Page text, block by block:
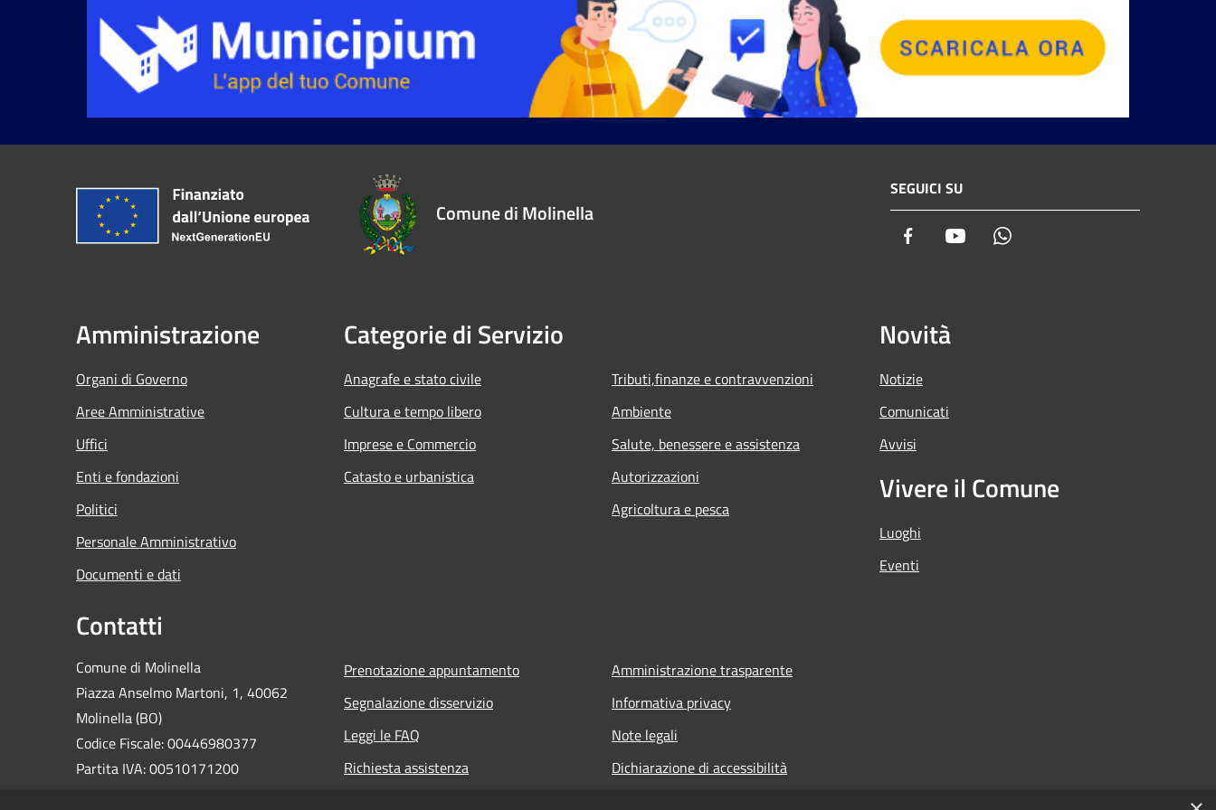
Comune di Molinella
SEGUICI SU
Facebook Youtube
Amministrazione
Organi di Governo
Aree Amministrative
Uffici
Enti e fondazioni
Politici
Personale Amministrativo
Documenti e dati
Categorie di Servizio
Anagrafe e stato civile
Cultura e tempo libero
Imprese e Commercio
Catasto e urbanistica
Tributi,finanze e contravvenzioni
Ambiente
Salute, benessere e assistenza
Autorizzazioni
Agricoltura e pesca
Novità
Notizie
Comunicati
Avvisi
Vivere il Comune
Luoghi
Eventi
Contatti
Comune di Molinella
Piazza Anselmo Martoni, 1, 40062
Molinella (BO)
Codice Fiscale: 00446980377
Partita IVA: 00510171200
Prenotazione appuntamento
Segnalazione disservizio
Leggi le FAQ
Richiesta assistenza
Amministrazione trasparente
Informativa privacy
Note legali
Dichiarazione di accessibilità